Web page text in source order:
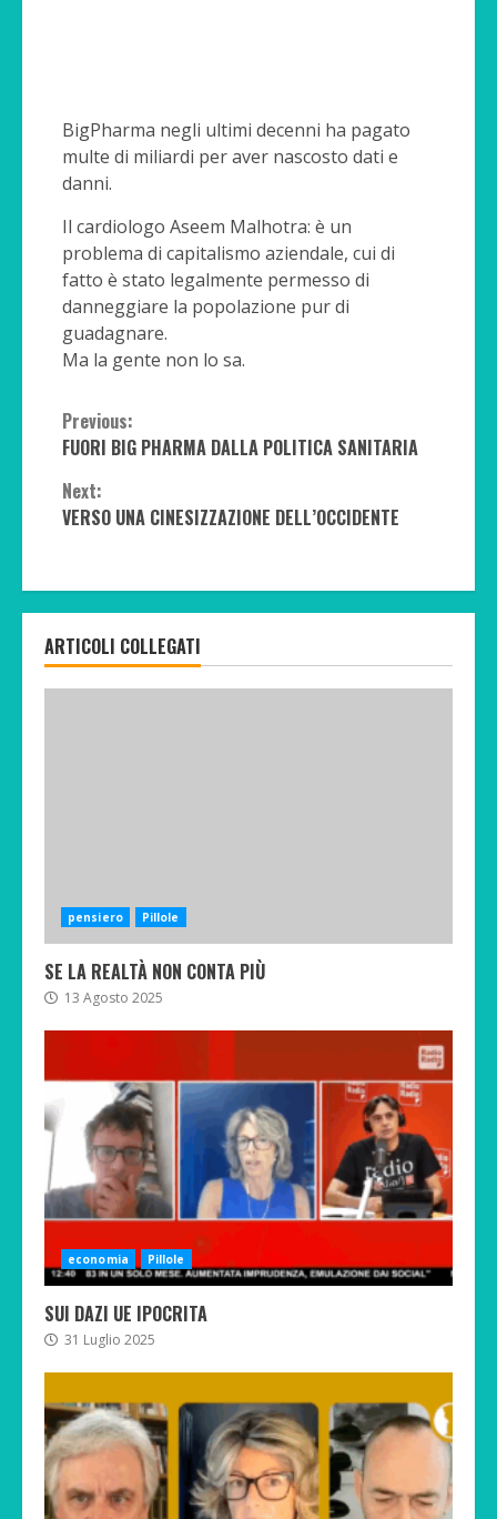
BigPharma negli ultimi decenni ha pagato
multe di miliardi per aver nascosto dati e
danni.
Il cardiologo Aseem Malhotra: è un
problema di capitalismo aziendale, cui di
fatto è stato legalmente permesso di
danneggiare la popolazione pur di
guadagnare.
Ma la gente non lo sa.
Continue
Reading
Previous:
FUORI BIG PHARMA DALLA POLITICA SANITARIA
Next:
VERSO UNA CINESIZZAZIONE DELL’OCCIDENTE
ARTICOLI COLLEGATI
pensiero Pillole
SE LA REALTÀ NON CONTA PIÙ
13 Agosto 2025
economia Pillole
SUI DAZI UE IPOCRITA
31 Luglio 2025